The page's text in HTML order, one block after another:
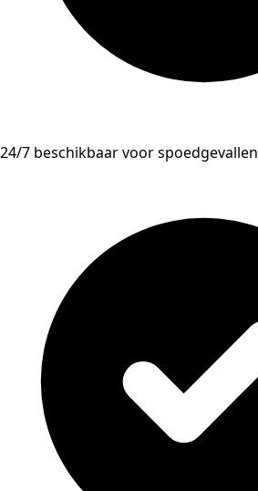
24/7 beschikbaar voor spoedgevallen